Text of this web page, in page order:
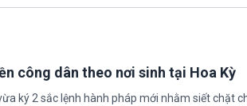
công dân theo nơi sinh tại Hoa Kỳ
ký 2 sắc lệnh hành pháp mới nhằm siết chặt